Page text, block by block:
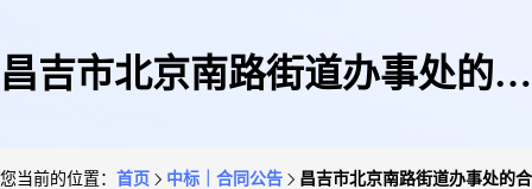
昌吉市北京南路街道办事处的合
您当前的位置： 首页 中标｜合同公告 昌吉市北京南路街道办事处的